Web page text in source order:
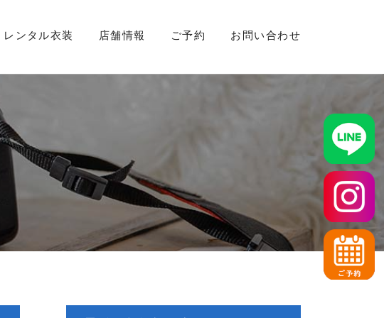
レンタル衣装 店舗情報 ご予約 お問い合わせ